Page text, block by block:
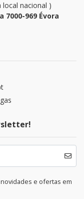
local nacional )
7000-969 Évora
e ofertas em